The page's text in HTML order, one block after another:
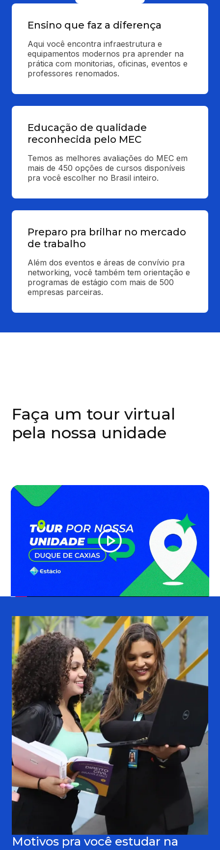
Ensino que faz a diferença
Aqui você encontra infraestrutura e
equipamentos modernos pra aprender na
prática com monitorias, oficinas, eventos e
professores renomados.
Educação de qualidade
reconhecida pelo MEC
Temos as melhores avaliações do MEC em
mais de 450 opções de cursos disponíveis
pra você escolher no Brasil inteiro.
Preparo pra brilhar no mercado
de trabalho
Além dos eventos e áreas de convívio pra
networking, você também tem orientação e
programas de estágio com mais de 500
empresas parceiras.
Faça um tour virtual
pela nossa unidade
Motivos pra você estudar na